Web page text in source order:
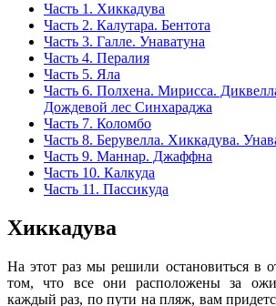
Часть 1. Хиккадува
Часть 2. Калутара. Бентота
Часть 3. Галле. Унаватуна
Часть 4. Пералия
Часть 5. Яла
Часть 6. Полхена. Мирисса.
Дождевой лес Синхараджа
Часть 7. Коломбо
Часть 8. Берувелла. Хиккадува.
Часть 9. Маннар. Джаффна
Часть 10. Калкуда
Часть 11. Пассикуда
Хиккадува
На этот раз мы решили остановиться в
том, что все они расположены за
каждый раз, по пути на пляж, вам